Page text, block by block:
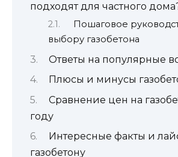
подходят для частного
Пошаговое
выбору газобетона
Ответы на популярные
Плюсы и минусы
Сравнение цен на
году
Интересные факты и
газобетону